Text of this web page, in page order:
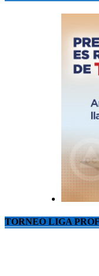
TORNEO LIGA